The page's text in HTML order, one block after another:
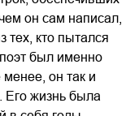
он сам написал,
тех, кто пытался
был именно
он так и
Его жизнь была